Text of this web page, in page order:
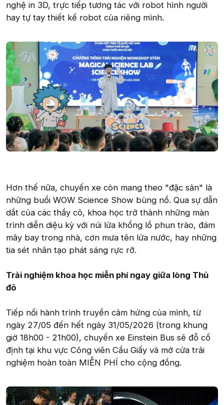
nghệ in 3D, trực tiếp tương tác với robot hình người
hay tự tay thiết kế robot của riêng mình.
Hơn thế nữa, chuyến xe còn mang theo "đặc sản" là
những buổi WOW Science Show bùng nổ. Qua sự dẫn
dắt của các thầy cô, khoa học trở thành những màn
trình diễn diệu kỳ với núi lửa khổng lồ phun trào, đám
mây bay trong nhà, cơn mưa tên lửa nước, hay những
tia sét nhân tạo phát sáng rực rỡ.
Trải nghiệm khoa học miễn phí ngay giữa lòng Thủ
đô
Tiếp nối hành trình truyền cảm hứng của mình, từ
ngày 27/05 đến hết ngày 31/05/2026 (trong khung
giờ 18h00 - 21h00), chuyến xe Einstein Bus sẽ đỗ cố
định tại khu vực Công viên Cầu Giấy và mở cửa trải
nghiệm hoàn toàn MIỄN PHÍ cho cộng đồng.